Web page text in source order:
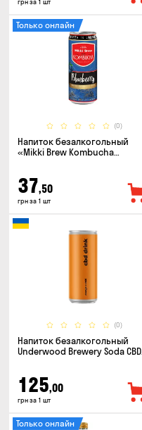
грн за 1 шт
(0)
Только онлайн
Напиток безалкогольный
«Mikki Brew Kombucha
37,50
грн за 1 шт
(0)
Напиток безалкогольный
Underwood Brewery Soda CBD
125,00
грн за 1 шт
Только онлайн